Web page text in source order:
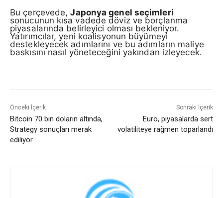
Bu çerçevede,Japonya genel seçimleri
sonucunun kısa vadede döviz ve borçlanma
piyasalarında belirleyici olması bekleniyor.
Yatırımcılar, yeni koalisyonun büyümeyi
destekleyecek adımlarını ve bu adımların maliye
baskısını nasıl yöneteceğini yakından izleyecek.
Önceki İçerik
Bitcoin 70 bin doların altında,
Strategy sonuçları merak
ediliyor
Sonraki İçerik
Euro, piyasalarda sert
volatiliteye rağmen toparlandı